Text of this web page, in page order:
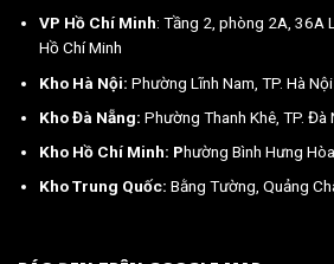
VP Hồ Chí Minh: Tầng 2, phòng 2A, 36A
Hồ Chí Minh
Kho Hà Nội: Phường Lĩnh Nam, TP. Hà Nội
Kho Đà Nẵng: Phường Thanh Khê, TP. Đà
Kho Hồ Chí Minh: Phường Bình Hưng
Kho Trung Quốc: Bằng Tường, Quảng